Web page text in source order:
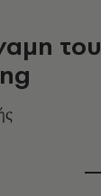
του